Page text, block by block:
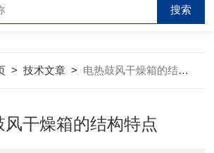
>技术文章 > 电热鼓风干燥箱的结构特点
风干燥箱的结构特点